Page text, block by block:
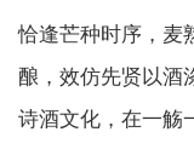
恰逢芒种时序，麦
酿，效仿先贤以酒
诗酒文化，在一觞